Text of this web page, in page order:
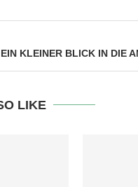
EIN KLEINER BLICK IN DIE
LIKE